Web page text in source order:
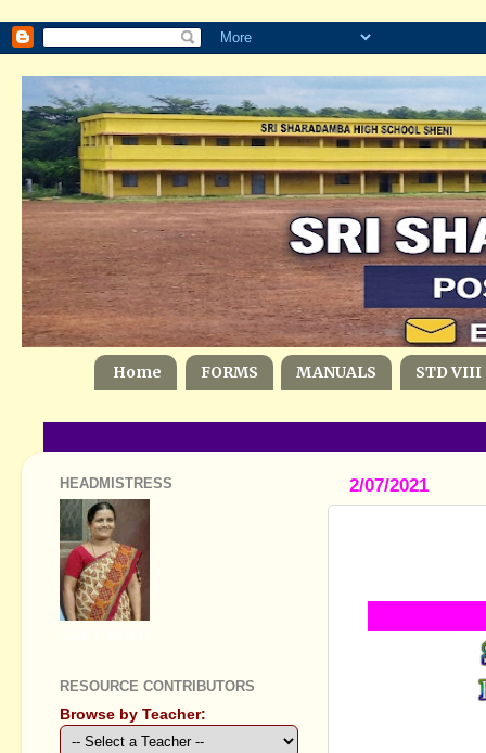
Home FORMS MANUALS STD VIII
2/07/2021
HEADMISTRESS
RESOURCE CONTRIBUTORS
Browse by Teacher: